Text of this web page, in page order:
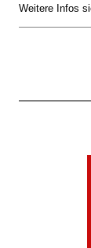
Weitere Infos